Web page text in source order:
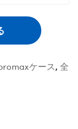
ケース, 全